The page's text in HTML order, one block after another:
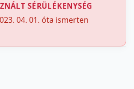
SÉRÜLÉKENYSÉG
04. 01. óta ismerten